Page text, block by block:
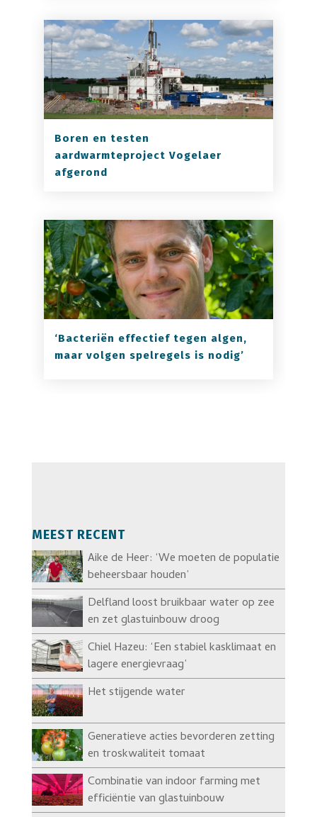
Boren en testen
aardwarmteproject Vogelaer
afgerond
‘Bacteriën effectief tegen algen,
maar volgen spelregels is nodig’
MEEST RECENT
Aike de Heer: ‘We moeten de populatie
beheersbaar houden’
Delfland loost bruikbaar water op zee
en zet glastuinbouw droog
Chiel Hazeu: ‘Een stabiel kasklimaat en
lagere energievraag’
Het stijgende water
Generatieve acties bevorderen zetting
en troskwaliteit tomaat
Combinatie van indoor farming met
efficiëntie van glastuinbouw